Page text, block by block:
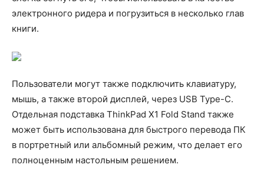
электронного ридера и погрузиться в несколько глав
книги.
Пользователи могут также подключить клавиатуру,
мышь, а также второй дисплей, через USB Type-C.
Отдельная подставка ThinkPad X1 Fold Stand также
может быть использована для быстрого перевода ПК
в портретный или альбомный режим, что делает его
полноценным настольным решением.